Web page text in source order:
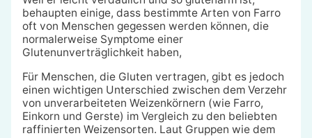
behaupten einige, dass bestimmte Arten von Farro
oft von Menschen gegessen werden können, die
normalerweise Symptome einer
Glutenunverträglichkeit haben,
Für Menschen, die Gluten vertragen, gibt es jedoch
einen wichtigen Unterschied zwischen dem Verzehr
von unverarbeiteten Weizenkörnern (wie Farro,
Einkorn und Gerste) im Vergleich zu den beliebten
raffinierten Weizensorten. Laut Gruppen wie dem